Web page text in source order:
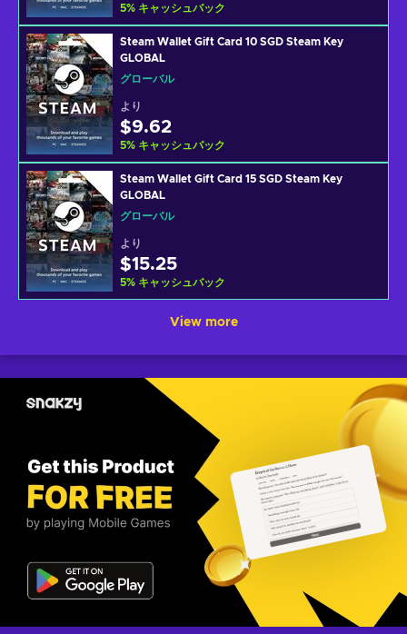
5% キャッシュバック
Steam Wallet Gift Card 10 SGD Steam Key
GLOBAL
グローバル
より
$9.62
5% キャッシュバック
Steam Wallet Gift Card 15 SGD Steam Key
GLOBAL
グローバル
より
$15.25
5% キャッシュバック
View more